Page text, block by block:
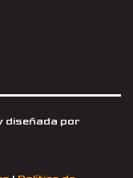
diseñada por